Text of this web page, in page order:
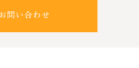
問い合わせ